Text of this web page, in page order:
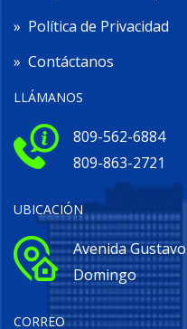
» Política de Privacidad
» Contáctanos
LLÁMANOS
809-562-6884
809-863-2721
UBICACIÓN
Avenida
Domingo
CORREO